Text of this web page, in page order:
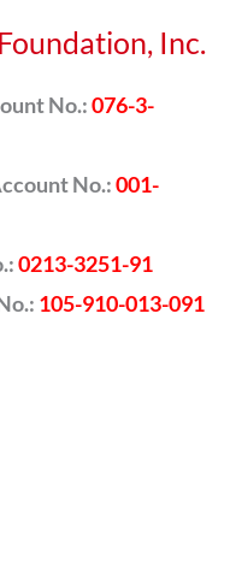
Inc.
No.:076-3-
No.:001-
0213-3251-91
105-910-013-091